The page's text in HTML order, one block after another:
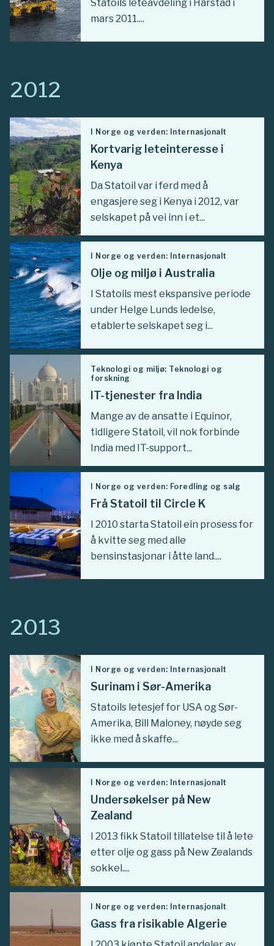
Statoils leteavdeling i Harstad i
mars 2011....
2012
I Norge og verden: Internasjonalt
Kortvarig leteinteresse i
Kenya
Da Statoil var i ferd med å
engasjere seg i Kenya i 2012, var
selskapet på vei inn i et...
I Norge og verden: Internasjonalt
Olje og miljø i Australia
I Statoils mest ekspansive periode
under Helge Lunds ledelse,
etablerte selskapet seg i...
Teknologi og miljø: Teknologi og
forskning
IT-tjenester fra India
Mange av de ansatte i Equinor,
tidligere Statoil, vil nok forbinde
India med IT-support...
I Norge og verden: Foredling og salg
Frå Statoil til Circle K
I 2010 starta Statoil ein prosess for
å kvitte seg med alle
bensinstasjonar i åtte land....
2013
I Norge og verden: Internasjonalt
Surinam i Sør-Amerika
Statoils letesjef for USA og Sør-
Amerika, Bill Maloney, nøyde seg
ikke med å skaffe...
I Norge og verden: Internasjonalt
Undersøkelser på New
Zealand
I 2013 fikk Statoil tillatelse til å lete
etter olje og gass på New Zealands
sokkel....
I Norge og verden: Internasjonalt
Gass fra risikable Algerie